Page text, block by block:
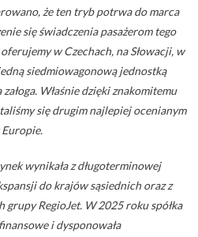
że ten tryb potrwa do marca
się świadczenia pasażerom tego
w Czechach, na Słowacji, w
siedmiowagonową jednostką
Właśnie dzięki znakomitemu
się drugim najlepiej ocenianym
wynikała z długoterminowej
do krajów sąsiednich oraz z
RegioJet. W 2025 roku spółka
i dysponowała